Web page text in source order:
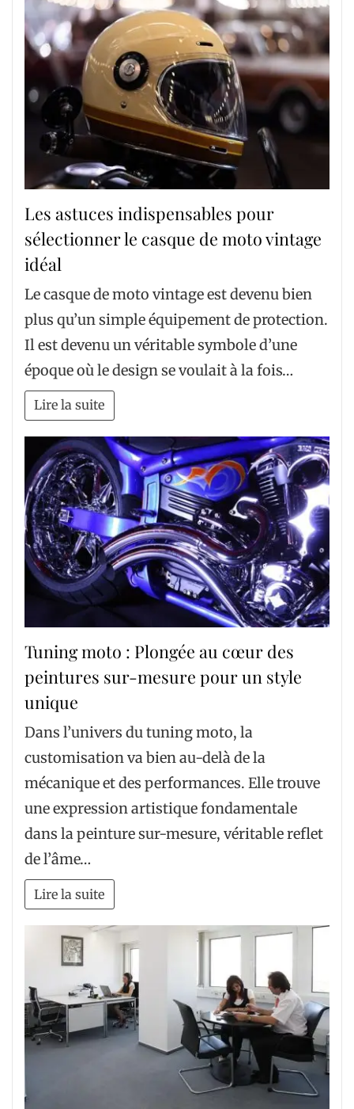
Les astuces indispensables pour
sélectionner le casque de moto vintage
idéal
Le casque de moto vintage est devenu bien
plus qu’un simple équipement de protection.
Il est devenu un véritable symbole d’une
époque où le design se voulait à la fois…
Lire la suite
Tuning moto : Plongée au cœur des
peintures sur-mesure pour un style
unique
Dans l’univers du tuning moto, la
customisation va bien au-delà de la
mécanique et des performances. Elle trouve
une expression artistique fondamentale
dans la peinture sur-mesure, véritable reflet
de l’âme…
Lire la suite